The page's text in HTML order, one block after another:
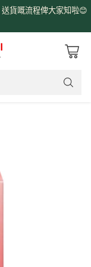
貨嘅流程俾大家知啦😊